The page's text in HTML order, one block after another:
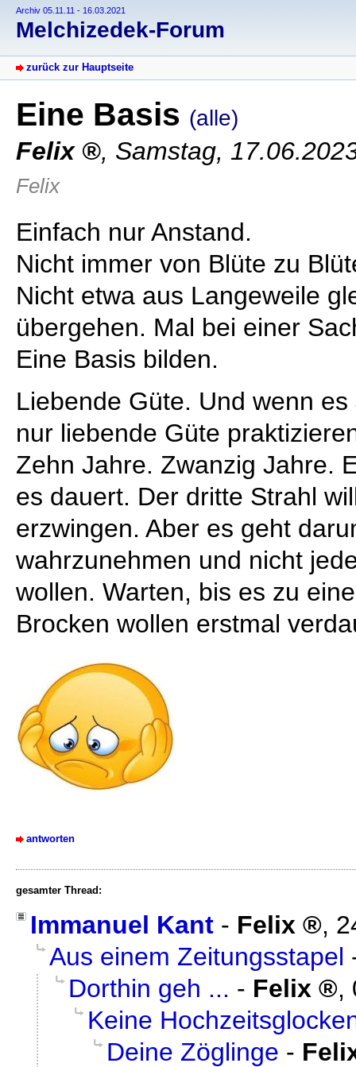
Archiv 05.11.11 - 16.03.2021
Melchizedek-Forum
zurück zur Hauptseite
Eine Basis (alle)
Felix , Samstag,
Felix
Einfach nur Anstand.
Nicht immer von Blüte zu
Nicht etwa aus Langeweile
übergehen. Mal bei einer
Eine Basis bilden.
Liebende Güte. Und wenn
nur liebende Güte
Zehn Jahre. Zwanzig Jahre.
es dauert. Der dritte Strahl
erzwingen. Aber es geht
wahrzunehmen und nicht
wollen. Warten, bis es zu
Brocken wollen erstmal
antworten
gesamter Thread:
Immanuel Kant - Felix ,
Aus einem Zeitungsstapel
Dorthin geh ... - Felix ,
Keine
Deine Zöglinge -